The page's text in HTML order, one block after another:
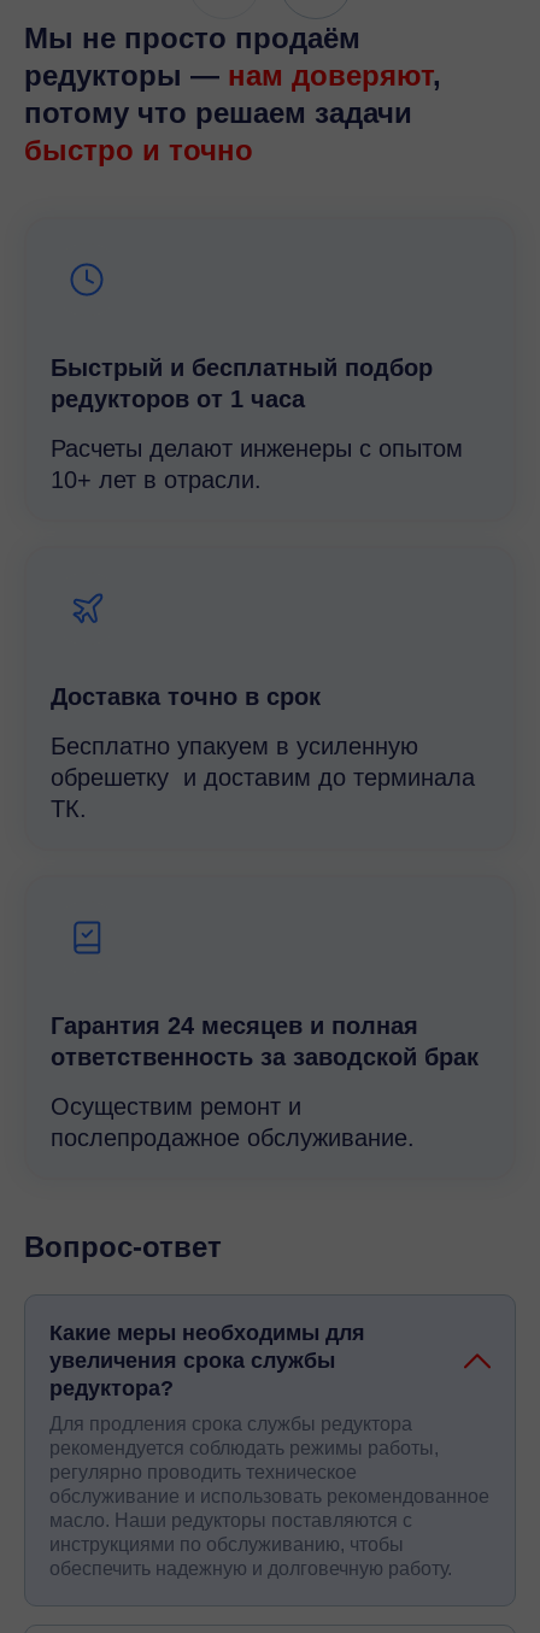
Мы не просто продаём
редукторы — нам доверяют,
потому что решаем задачи
быстро и точно
Быстрый и беcплатный подбор
редукторов от 1 часа
Расчеты делают инженеры с опытом
10+ лет в отрасли.
Доставка точно в срок
Бесплатно упакуем в усиленную
обрешетку и доставим до терминала
ТК.
Гарантия 24 месяцев и полная
ответственность за заводской брак
Осуществим ремонт и
послепродажное обслуживание.
Вопрос-ответ
Какие меры необходимы для
увеличения срока службы
редуктора?
Для продления срока службы редуктора
рекомендуется соблюдать режимы работы,
регулярно проводить техническое
обслуживание и использовать рекомендованное
масло. Наши редукторы поставляются с
инструкциями по обслуживанию, чтобы
обеспечить надежную и долговечную работу.